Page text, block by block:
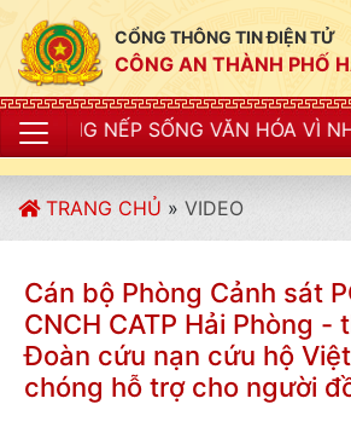
CỔNG THÔNG TIN ĐIỆN TỬ
CÔNG AN THÀNH PHỐ
VĂN HÓA VÌ NHÂN DÂN PHỤC
TRANG CHỦ » VIDEO
Cán bộ Phòng Cảnh sát
CNCH CATP Hải Phòng -
Đoàn cứu nạn cứu hộ
chóng hỗ trợ cho người